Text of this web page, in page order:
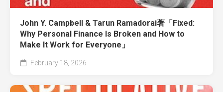
John Y. Campbell & Tarun Ramadorai著「Fixed:
Why Personal Finance Is Broken and How to
Make It Work for Everyone」
February 18, 2026